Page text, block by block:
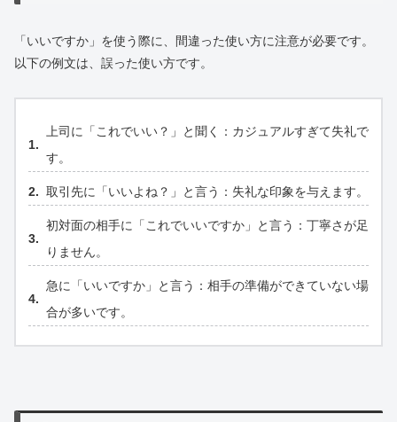
「いいですか」を使う際に、間違った使い方に注意が必要です。
以下の例文は、誤った使い方です。
上司に「これでいい？」と聞く：カジュアルすぎて失礼で
す。
取引先に「いいよね？」と言う：失礼な印象を与えます。
初対面の相手に「これでいいですか」と言う：丁寧さが足
りません。
急に「いいですか」と言う：相手の準備ができていない場
合が多いです。